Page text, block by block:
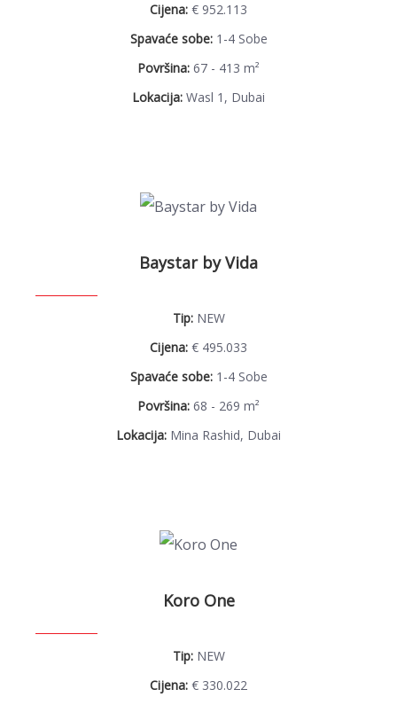
Cijena: € 952.113
Spavaće sobe:1-4 Sobe
Površina: 67 - 413 m²
Lokacija: Wasl 1, Dubai
Baystar by Vida
Tip:NEW
Cijena: € 495.033
Spavaće sobe:1-4 Sobe
Površina: 68 - 269 m²
Lokacija: Mina Rashid, Dubai
Koro One
Tip:NEW
Cijena: € 330.022